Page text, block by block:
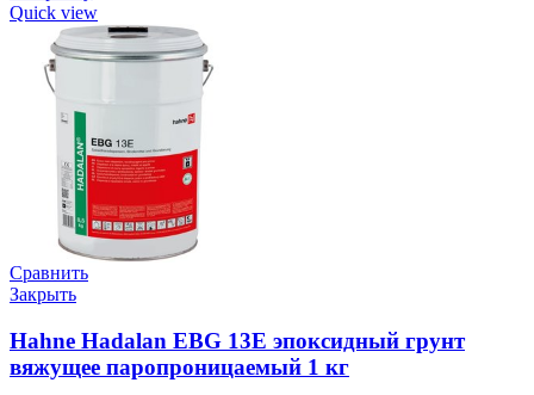
Quick view
Сравнить
Закрыть
Hahne Hadalan EBG 13E эпоксидный грунт
вяжущее паропроницаемый 1 кг